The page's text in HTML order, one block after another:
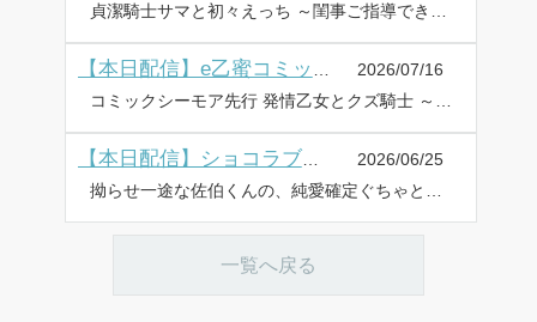
2026/07/16
2026/06/25
一覧へ戻る